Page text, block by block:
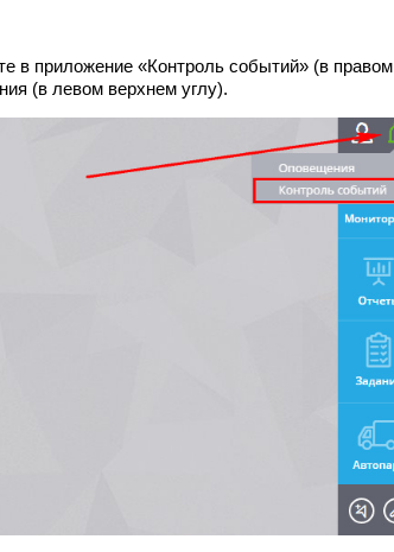
в приложение «Контроль событий» (в правом
(в левом верхнем углу).